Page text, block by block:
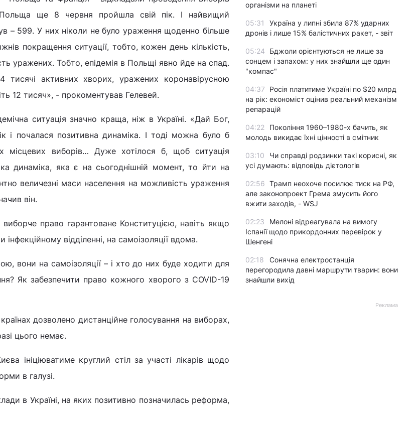
ще 8 червня пройшла свій пік. І найвищий
– 599. У них ніколи не було ураження щоденно більше
покращення ситуації, тобто, кожен день кількість,
уражених. Тобто, епідемія в Польщі явно йде на спад.
активних хворих, уражених коронавірусною
12 тисяч», - прокоментував Гелевей.
ситуація значно краща, ніж в Україні. «Дай Бог,
і почалася позитивна динаміка. І тоді можна було б
місцевих виборів… Дуже хотілося б, щоб ситуація
динаміка, яка є на сьогоднішній момент, то йти на
величезні маси населення на можливість ураження
він.
право гарантоване Конституцією, навіть якщо
відділенні, на самоізоляції вдома.
вони на самоізоляції – і хто до них буде ходити для
Як забезпечити право кожного хворого з COVID-19
дозволено дистанційне голосування на виборах,
цього немає.
ініціюватиме круглий стіл за участі лікарів щодо
в галузі.
в Україні, на яких позитивно позначилась реформа,
організми на планеті
05:31
Україна у липні збила 87% ударних
дронів і лише 15% балістичних ракет, - звіт
05:24
Бджоли орієнтуються не лише за
сонцем і запахом: у них знайшли ще один
"компас"
04:37
Росія платитиме Україні по $20 млрд
на рік: економіст оцінив реальний механізм
репарацій
04:22
Покоління 1960–1980-х бачить, як
молодь викидає їхні цінності в смітник
03:10
Чи справді родзинки такі корисні, як
усі думають: відповідь дієтологів
02:56 Трамп неохоче посилює тиск на РФ,
але законопроект Грема змусить його
вжити заходів, - WSJ
02:23
Мелоні відреагувала на вимогу
Іспанії щодо прикордонних перевірок у
Шенгені
02:18
Сонячна електростанція
перегородила давні маршрути тварин: вони
знайшли вихід
Реклама